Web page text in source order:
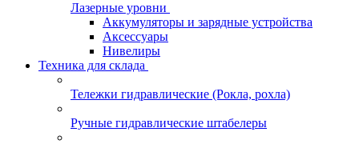
Лазерные уровни
Аккумуляторы и зарядные устройства
Аксессуары
Нивелиры
Техника для склада
Тележки гидравлические (Рокла, рохла)
Ручные гидравлические штабелеры